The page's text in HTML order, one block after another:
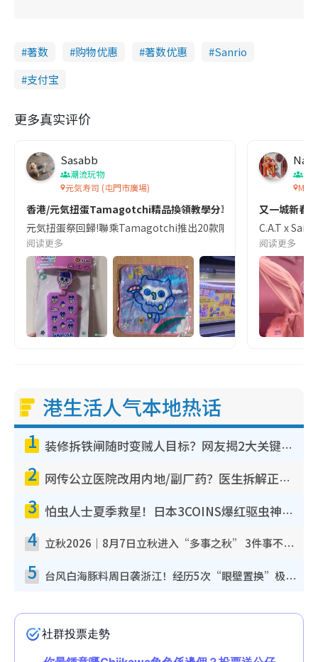
著数 购物优惠 著数优惠
Sanrio
支付宝
更多真实评价
Sasabb
潮流玩物
元気寿司 (屯門市廣場)
香港/元気扭蛋Tamagotchi精品換領教學分享
元気扭蛋祭回歸!聯乘Tamagotchi推出20款限量精品,包括購物袋
阅读更多
節
My
又一城新春
C.A.T x
阅读更多
港生活人气本地热话
1 装修拆铁闸随时变贼人目标？网友揭2大关键用途：装新款等于白装？附新旧铁闸分别
2 网传公立医院改用内地/副厂药？医生拆解正副厂分别，揭4类人换药随时出事
3 怕虫人士夏季救星！日本3COINS爆红驱虫神器$45起 1招“全程免触碰”轻松搞定小强
4 立秋2026｜8月7日立秋进入“多事之秋” 3件事不可做！专家教6招开运 清杂物／钱包纳气接好运
5 台风白海豚料周日袭浙江！经历5次“眼壁置换”极罕见 成登陆内地最长途台风